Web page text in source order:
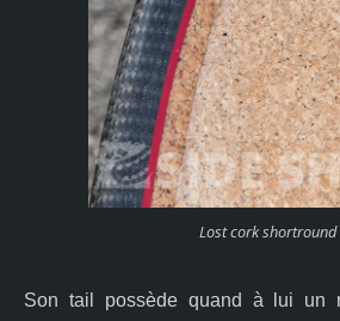
Lost cork shortround
Son tail possède quand à lui un